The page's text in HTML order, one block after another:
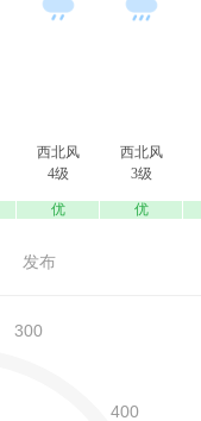
西北风
4级
优
西北风
3级
优
发布